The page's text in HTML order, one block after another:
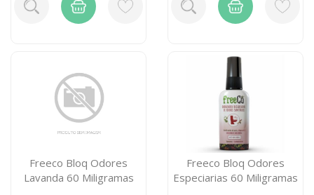
Freeco Bloq Odores
Lavanda 60 Miligramas
Freeco Bloq Odores
Especiarias 60 Miligramas